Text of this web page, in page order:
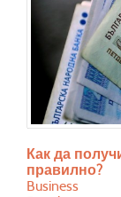
Как да
правилно?
Business